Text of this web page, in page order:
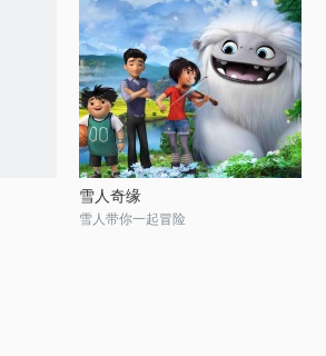
雪人奇缘
雪人带你一起冒险